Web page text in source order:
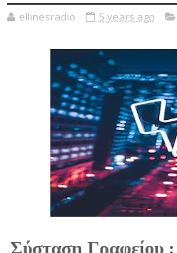
ellinesradio 5 years ago
Σύσταση Γραφείου :